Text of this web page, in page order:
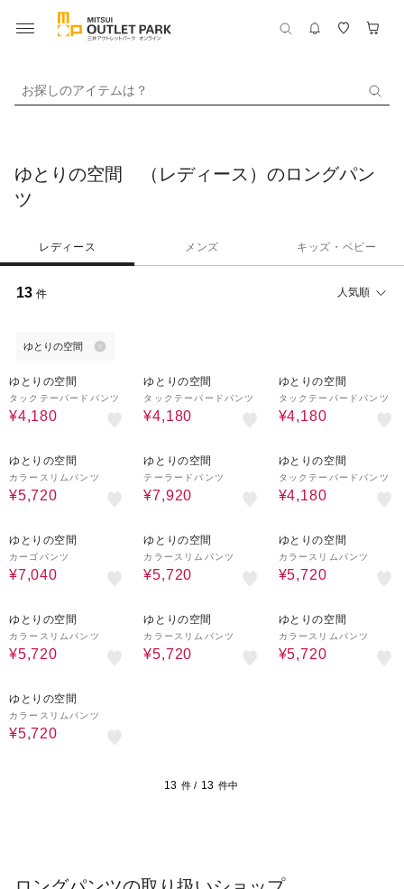
お探しのアイテムは？
ゆとりの空間 （レディース）のロングパン
ツ
レディース メンズ キッズ・ベビー
13 件 人気順
ゆとりの空間
ゆとりの空間
タックテーパードパンツ
¥4,180
ゆとりの空間
タックテーパードパンツ
¥4,180
ゆとりの空間
タックテーパードパンツ
¥4,180
ゆとりの空間
カラースリムパンツ
¥5,720
ゆとりの空間
テーラードパンツ
¥7,920
ゆとりの空間
タックテーパードパンツ
¥4,180
ゆとりの空間
カーゴパンツ
¥7,040
ゆとりの空間
カラースリムパンツ
¥5,720
ゆとりの空間
カラースリムパンツ
¥5,720
ゆとりの空間
カラースリムパンツ
¥5,720
ゆとりの空間
カラースリムパンツ
¥5,720
ゆとりの空間
カラースリムパンツ
¥5,720
ゆとりの空間
カラースリムパンツ
¥5,720
13 件 / 13 件中